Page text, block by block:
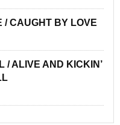
/ CAUGHT BY LOVE
/ ALIVE AND KICKIN’